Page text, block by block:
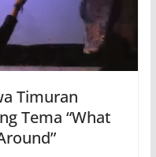
Timuran
Tema “What